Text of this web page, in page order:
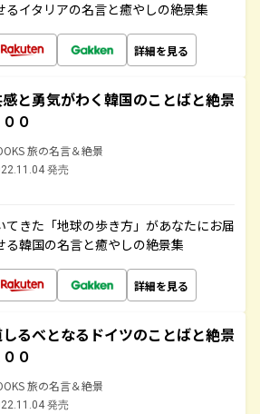
るイタリアの名言と癒やしの絶景集
詳細を見る
と勇気がわく韓国のことばと絶景
０
旅の名言＆絶景
発売
てきた「地球の歩き方」があなたにお届
る韓国の名言と癒やしの絶景集
詳細を見る
るべとなるドイツのことばと絶景
０
旅の名言＆絶景
発売